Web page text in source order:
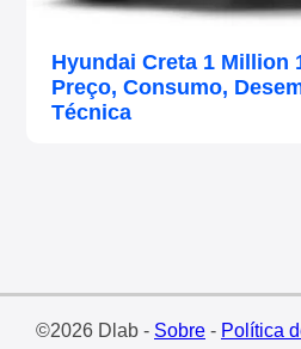
Hyundai Creta 1 Million
Preço, Consumo,
Técnica
©2026 Dlab - Sobre- Política